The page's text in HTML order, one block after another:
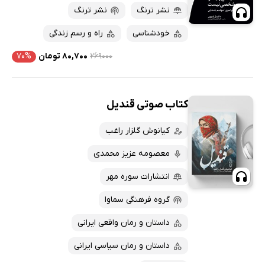
نشر ترنگ
نشر ترنگ
خودشناسی راه و رسم زندگی
۲۶۹۰۰۰ ۸۰,۷۰۰ تومان ۷۰%
کتاب صوتی قندیل
کیانوش گلزار راغب
معصومه عزیز محمدی
انتشارات سوره مهر
گروه فرهنگی سماوا
داستان و رمان واقعی ایرانی
داستان و رمان سیاسی ایرانی